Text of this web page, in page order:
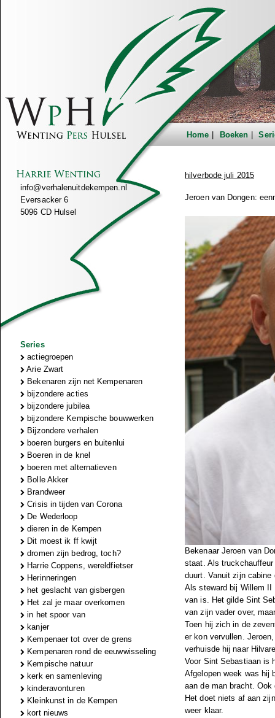
Home Boeken
info@verhalenuitdekempen.nl
Eversacker 6
5096 CD Hulsel
Series
actiegroepen
Arie Zwart
Bekenaren zijn net Kempenaren
bijzondere acties
bijzondere jubilea
bijzondere Kempische bouwwerken
Bijzondere verhalen
boeren burgers en buitenlui
Boeren in de knel
boeren met alternatieven
Bolle Akker
Brandweer
Crisis in tijden van Corona
De Wederloop
dieren in de Kempen
Dit moest ik ff kwijt
dromen zijn bedrog, toch?
Harrie Coppens, wereldfietser
Herinneringen
het geslacht van gisbergen
Het zal je maar overkomen
in het spoor van
kanjer
Kempenaer tot over de grens
Kempenaren rond de eeuwwisseling
Kempische natuur
kerk en samenleving
kinderavonturen
Kleinkunst in de Kempen
kort nieuws
hilverbode juli 2015
Jeroen van Dongen:
Bekenaar Jeroen van
staat. Als
duurt. Vanuit zijn cabine
Als steward bij Willem II
van is. Het gilde Sint
van zijn vader over,
Toen hij zich in de
er kon vervullen.
verhuisde hij naar
Voor Sint Sebastiaan is
Afgelopen week was hij
aan de man bracht.
Het doet niets af aan
weer klaar.